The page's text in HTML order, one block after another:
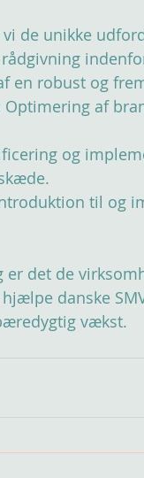
de unikke
en robust og
Optimering af
og
til og
det de
danske
vækst.